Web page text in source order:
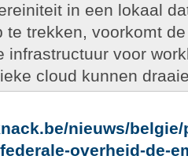
in een lokaal
te trekken, voorkomt
infrastructuur voor
cloud kunnen
nieuws/
overheid-de-